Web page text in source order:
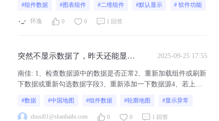
#组件数据 #图表组件 #二维组件 #默认显示 # 软件功能
怀逸 0 0 1 回答
突然不显示数据了，昨天还能显示
情况呀
2025-09-25 17:55
南佳: 1、检查数据源中的数据是否正常2、重新加载组件或刷新
下数据或重新勾选数据字段3、重新添加一下数据源4、若上述
联系技术老师看一下
#数据 #中国地图 #组件数据 #轮廓地图 #显示异常
zhuxi01@shanhaibi.com 0 0 1 回答